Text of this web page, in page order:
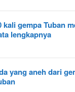
kali gempa Tuban
lengkapnya
yang aneh dari